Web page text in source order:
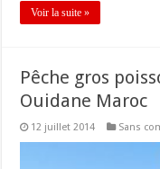
Voir la suite »
Pêche gros
Ouidane Maroc
12 juillet 2014 Sans